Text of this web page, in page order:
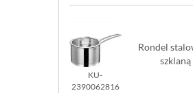
KU-
2390062816
Rondel